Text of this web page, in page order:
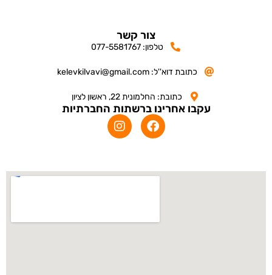
צור קשר
טלפון: 077-5581767
כתובת דוא''ל: kelevkilvavi@gmail.com
כתובת: החלמונית 22, ראשון לציון
עקבו אחרינו ברשתות החברתיות